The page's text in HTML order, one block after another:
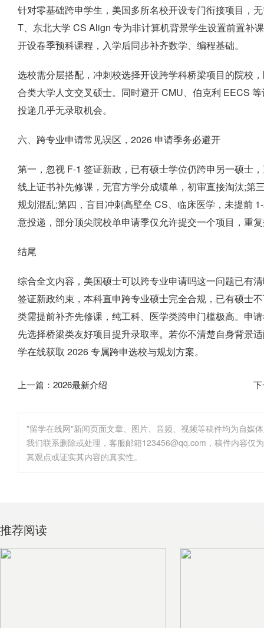
针对零基础跨申学生，美国多所名校开设专门衔接项目，
T、东北大学 CS Align 专为非计算机背景学生设置前置补
开设春季预科课程，入学后同步补齐数学、编程基础。
选校需分层搭配，冲刺校选择开设跨学科桥梁项目的院校
合类大学人文交叉硕士。同时避开 CMU、伯克利 EECS
投递几乎无录取机会。
六、跨专业申请常见误区，2026 申请季务必避开
第一，忽视 F-1 签证新政，已有硕士学位仍跨申另一硕士
线上证书补先修课，无官方学分成绩单，初审直接淘汰;第
规划混乱;第四，盲目冲刺高壁垒 CS、临床医学，未提前
意投递，部分顶尖院校单申请季仅允许提交一个项目，重
结尾
综合全文内容，美国硕士可以跨专业申请吗这一问题已有
签证新政约束，本科直申跨专业硕士完全合规，已有硕士
类需提前补齐先修课，纯工科、医学类跨申门槛极高。申
先选择桥梁类友好项目提升录取率。若你不清楚自身背景
学在线获取 2026 专属跨申选校与规划方案。
上一篇： 2026最新介绍
"留学在线网"新闻页面文章、图片、音频、视频等稿件均为自媒
其观点或证实其内容的真实性。
推荐阅读